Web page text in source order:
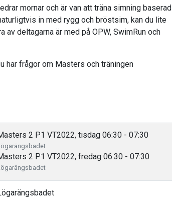
mornar och är van att träna simning baserad
in med rygg och bröstsim, kan du lite
av deltagarna är med på OPW, SwimRun och
har frågor om Masters och träningen
2 P1 VT2022, tisdag 06:30 - 07:30
2 P1 VT2022, fredag 06:30 - 07:30